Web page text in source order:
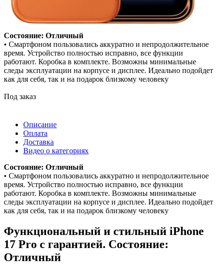
Состояние: Отличный
• Смартфоном пользовались аккуратно и непродолжительное
время. Устройство полностью исправно, все функции
работают. Коробка в комплекте. Возможны минимальные
следы эксплуатации на корпусе и дисплее. Идеально подойдет
как для себя, так и на подарок близкому человеку
Под заказ
Описание
Оплата
Доставка
Видео о категориях
Состояние: Отличный
• Смартфоном пользовались аккуратно и непродолжительное
время. Устройство полностью исправно, все функции
работают. Коробка в комплекте. Возможны минимальные
следы эксплуатации на корпусе и дисплее. Идеально подойдет
как для себя, так и на подарок близкому человеку
Функциональный и стильный iPhone
17 Pro с гарантией. Состояние:
Отличный